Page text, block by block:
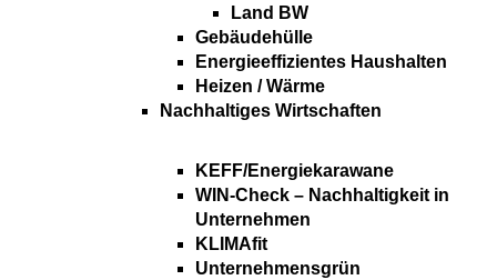
Land BW
Gebäudehülle
Energieeffizientes Haushalten
Heizen / Wärme
Nachhaltiges Wirtschaften
KEFF/Energiekarawane
WIN-Check – Nachhaltigkeit in
Unternehmen
KLIMAfit
Unternehmensgrün